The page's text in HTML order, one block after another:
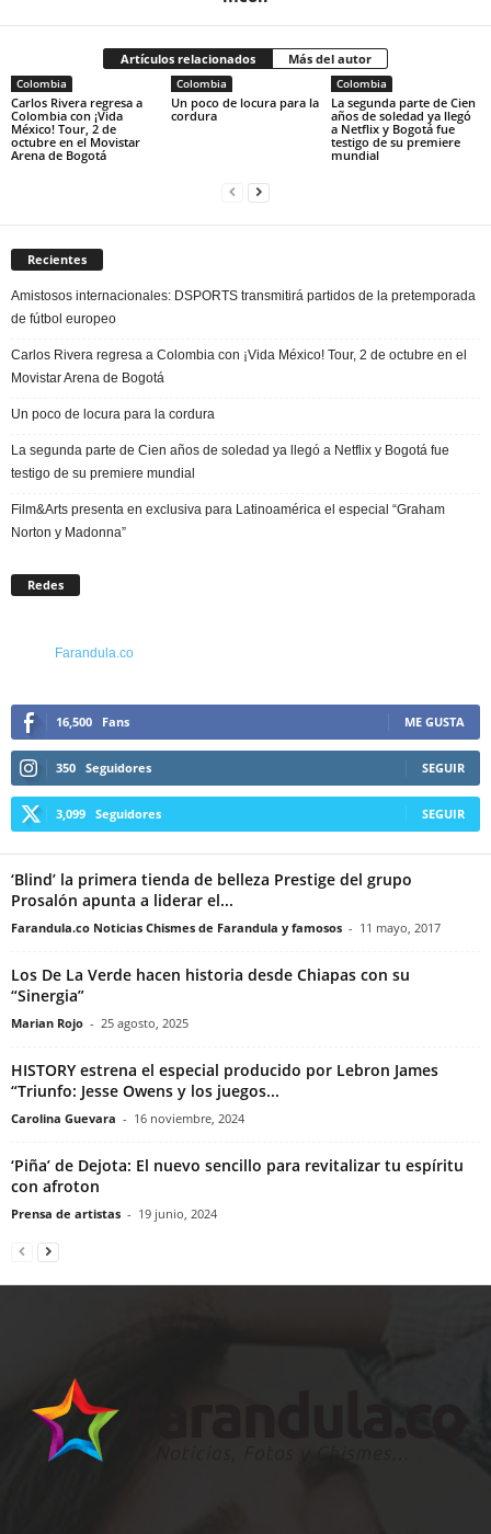
Artículos relacionados Más del autor
Colombia
Carlos Rivera regresa a
Colombia con ¡Vida
México! Tour, 2 de
octubre en el Movistar
Arena de Bogotá
Colombia
Un poco de locura para la
cordura
Colombia
La segunda parte de Cien
años de soledad ya llegó
a Netflix y Bogotá fue
testigo de su premiere
mundial
Recientes
Amistosos internacionales: DSPORTS transmitirá partidos de la pretemporada
de fútbol europeo
Carlos Rivera regresa a Colombia con ¡Vida México! Tour, 2 de octubre en el
Movistar Arena de Bogotá
Un poco de locura para la cordura
La segunda parte de Cien años de soledad ya llegó a Netflix y Bogotá fue
testigo de su premiere mundial
Film&Arts presenta en exclusiva para Latinoamérica el especial “Graham
Norton y Madonna”
Redes
Farandula.co
16,500 Fans ME GUSTA
350 Seguidores SEGUIR
3,099 Seguidores SEGUIR
‘Blind’ la primera tienda de belleza Prestige del grupo
Prosalón apunta a liderar el...
Farandula.co Noticias Chismes de Farandula y famosos - 11 mayo, 2017
Los De La Verde hacen historia desde Chiapas con su
“Sinergia”
Marian Rojo - 25 agosto, 2025
HISTORY estrena el especial producido por Lebron James
“Triunfo: Jesse Owens y los juegos...
Carolina Guevara - 16 noviembre, 2024
‘Piña’ de Dejota: El nuevo sencillo para revitalizar tu espíritu
con afroton
Prensa de artistas - 19 junio, 2024